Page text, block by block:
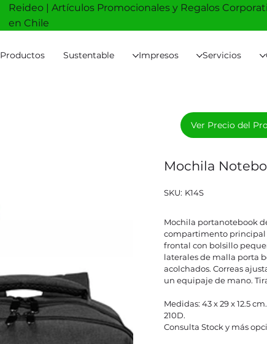
Productos Sustentable Impresos Servicios
Reideo | Artículos Promocionales y Regalos
en Chile
Mochila
SKU: SKU
K14S
K14S
Mochila portanotebook
compartimento principal
frontal con bolsillo
laterales de malla porta
acolchados. Correas
un equipaje de mano.
Medidas: 43 x 29 x 12.5
210D.
Consulta Stock y más
Ver Precio del